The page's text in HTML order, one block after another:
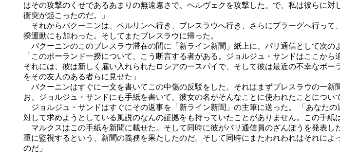
はその攻撃のくせであるあまりの無遠慮さで、ヘルヴェクを攻撃した。で、私は彼らに
衝突が起こったのだ。」
それからバクーニンは、ベルリンへ行き、ブレスラウへ行き、さらにプラーグへ行っ
揆運動にも加わった。そしてまたブレスラウに帰った。
バクーニンのこのブレスラウ滞在の間に「新ライン新聞」紙上に、パリ通信として次の
「このポーランド一揆について、こう断言する者がある。ジョルジュ・サンドはここか
それには、彼は新しく雇い入れられたロシアの一スパイで、そして彼は最近の不幸なポ
をその友人のある者らに見せた」
バクーニンはすぐに一文を書いてこの中傷の反駁をした。それはまずブレスラウの一
お、ジョルジュ・サンドにも手紙を書いて、彼女の名がそんなことに使われたことについ
ジョルジュ・サンドはすぐにその返事を「新ライン新聞」の主筆に送った。 「あなた
対して求めようとしている風説のなんの証拠をも持っていたことがありません。この手
マルクスはこの手紙を新聞に載せた。そして同時に彼がパリ通信員のざんぼうを発表
重に監視するという、新聞の義務を果たしたのだ。そして同時にまたわれわれはそれに
のだ」